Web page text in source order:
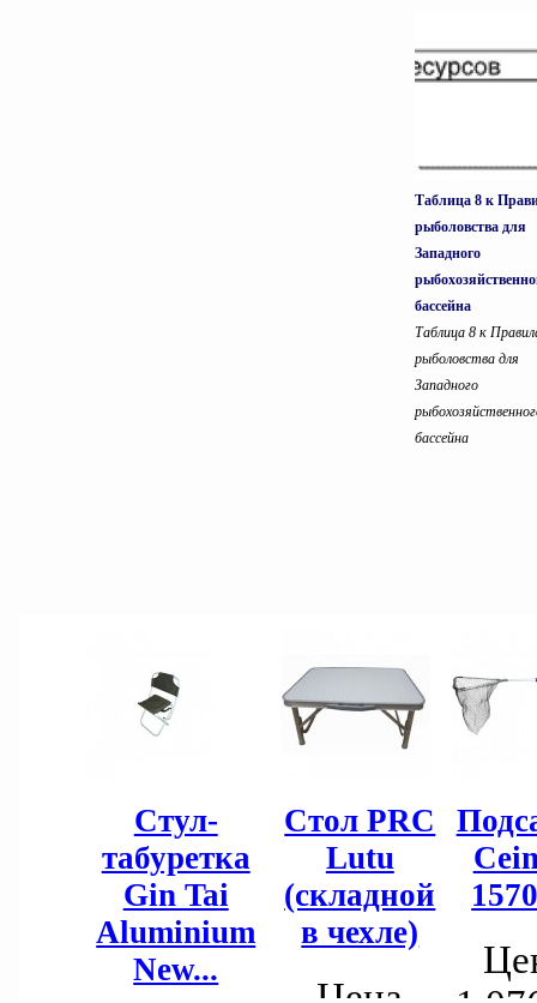
Таблица 8 к
рыболовства для
Западного
бассейна
Таблица 8 к
рыболовства для
Западного
бассейна